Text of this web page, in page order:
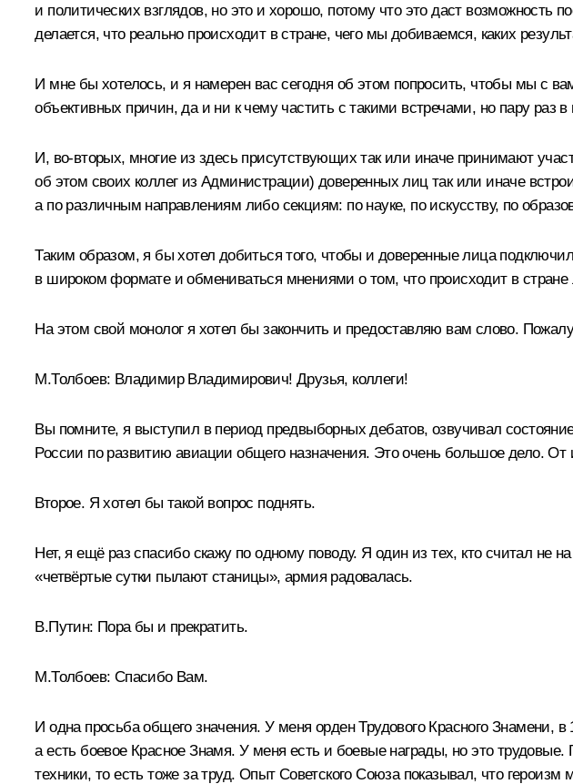
и политических взглядов, но это и хорошо, потому что это даст
делается, что реально происходит в стране, чего мы добиваемся, каких
И мне бы хотелось, и я намерен вас сегодня об этом попросить, чтобы мы с
объективных причин, да и ни к чему частить с такими встречами, но пару раз
И, во‑вторых, многие из здесь присутствующих так или иначе принимают
об этом своих коллег из Администрации) доверенных лиц так или иначе
а по различным направлениям либо секциям: по науке, по искусству, по
Таким образом, я бы хотел добиться того, чтобы и доверенные лица
в широком формате и обмениваться мнениями о том, что происходит в стране
На этом свой монолог я хотел бы закончить и предоставляю вам слово.
М.Толбоев: Владимир Владимирович! Друзья, коллеги!
Вы помните, я выступил в период предвыборных дебатов, озвучивал
России по развитию авиации общего назначения. Это очень большое дело.
Второе. Я хотел бы такой вопрос поднять.
Нет, я ещё раз спасибо скажу по одному поводу. Я один из тех, кто считал не
«четвёртые сутки пылают станицы», армия радовалась.
В.Путин: Пора бы и прекратить.
М.Толбоев: Спасибо Вам.
И одна просьба общего значения. У меня орден Трудового Красного Знамени,
а есть боевое Красное Знамя. У меня есть и боевые награды, но это
техники, то есть тоже за труд. Опыт Советского Союза показывал, что